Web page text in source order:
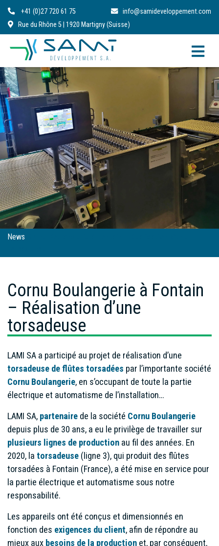
+41 (0)27 720 61 75
info@samideveloppement.com
Rue du Rhône 5 | 1920 Martigny (Suisse)
FR EN
News
Cornu Boulangerie à Fontain
– Réalisation d’une
torsadeuse
LAMI SA a participé au projet de réalisation d’une
torsadeuse de flûtes torsadées par l’importante société
Cornu Boulangerie, en s’occupant de toute la partie
électrique et automatisme de l’installation…
LAMI SA, partenaire de la société Cornu Boulangerie
depuis plus de 30 ans, a eu le privilège de travailler sur
plusieurs lignes de production au fil des années. En
2020, la torsadeuse (ligne 3), qui produit des flûtes
torsadées à Fontain (France), a été mise en service pour
la partie électrique et automatisme sous notre
responsabilité.
Les appareils ont été conçus et dimensionnés en
fonction des exigences du client, afin de répondre au
mieux aux besoins de la production et, par conséquent,